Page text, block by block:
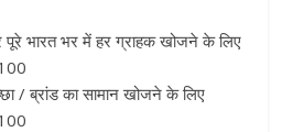
भारत भर में हर ग्राहक खोजने के लिए
/ ब्रांड का सामान खोजने के लिए